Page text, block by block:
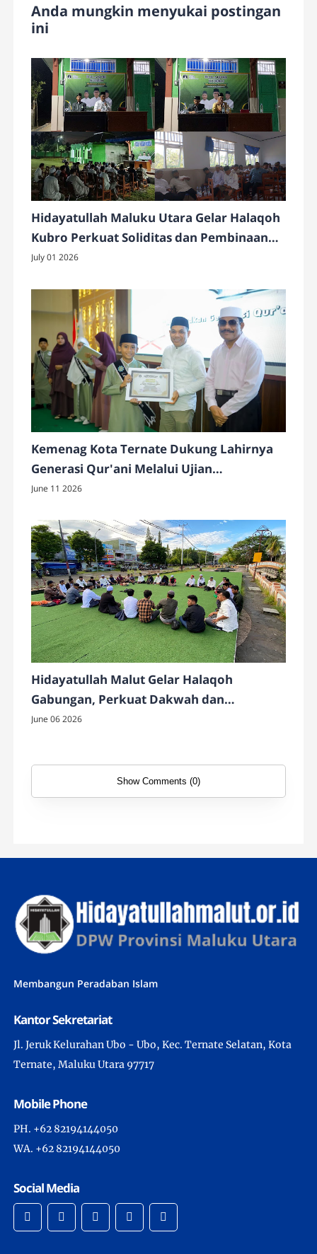
Anda mungkin menyukai postingan
ini
Hidayatullah Maluku Utara Gelar Halaqoh
Kubro Perkuat Soliditas dan Pembinaan
Kader
July 01 2026
Kemenag Kota Ternate Dukung Lahirnya
Generasi Qur'ani Melalui Ujian
Akhirussanah MIS Integral Hidayatullah
June 11 2026
Hidayatullah Malut Gelar Halaqoh
Gabungan, Perkuat Dakwah dan
Pembinaan Kader
June 06 2026
Show Comments (0)
Membangun Peradaban Islam
Kantor Sekretariat
Jl. Jeruk Kelurahan Ubo - Ubo, Kec. Ternate Selatan, Kota
Ternate, Maluku Utara 97717
Mobile Phone
PH. +62 82194144050
WA. +62 82194144050
Social Media